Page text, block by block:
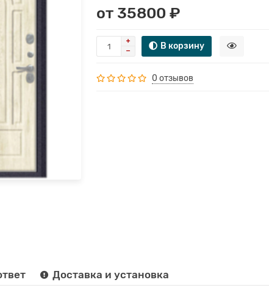
от 35800 ₽
В корзину
0 отзывов
Доставка и установка